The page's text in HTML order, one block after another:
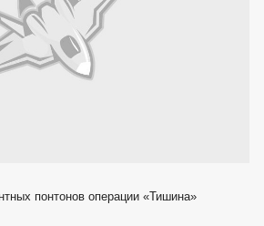
понтонов операции «Тишина»